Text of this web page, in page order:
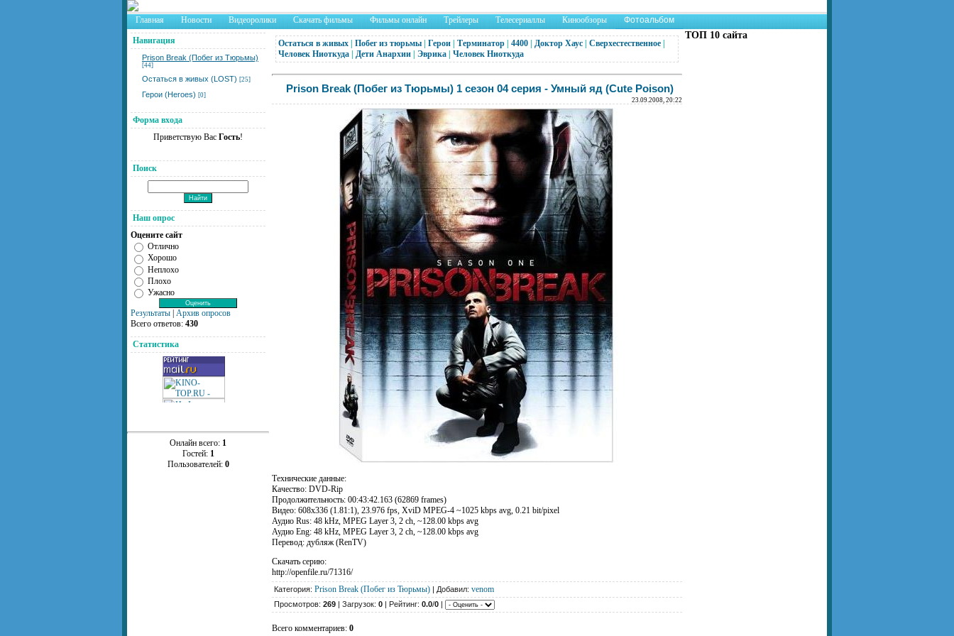
Главная Новости Видеоролики Скачать фильмы Фильмы онлайн Трейлеры Телесериаллы Кинообзоры Фотоальбом
Навигация
Prison Break (Побег из Тюрьмы)
[44]
Остаться в живых (LOST) [25]
Герои (Heroes) [0]
Форма входа
Приветствую Вас Гость!
Поиск
Наш опрос
Оцените сайт
Отлично
Хорошо
Неплохо
Плохо
Ужасно
Результаты Архив опросов
Всего ответов: 430
Статистика
Онлайн всего: 1
Гостей: 1
Пользователей: 0
Остаться в живых Побег из тюрьмы Герои Терминатор 4400 Доктор Хаус Сверхестественное
Человек Ниоткуда
Дети Анархии Эврика Человек Ниоткуда
Prison Break (Побег из Тюрьмы) 1 сезон 04 серия - Умный яд (Cute Poison)
23.09.2008, 20:22
Технические данные:
Качество: DVD-Rip
Продолжительность: 00:43:42.163 (62869 frames)
Видео: 608x336 (1.81:1), 23.976 fps, XviD MPEG-4 ~1025 kbps avg, 0.21 bit/pixel
Аудио Rus: 48 kHz, MPEG Layer 3, 2 ch, ~128.00 kbps avg
Аудио Eng: 48 kHz, MPEG Layer 3, 2 ch, ~128.00 kbps avg
Перевод: дубляж (RenTV)
Скачать серию:
http://openfile.ru/71316/
Категория: Prison Break (Побег из Тюрьмы) | Добавил: venom
Просмотров: 269 | Загрузок: 0 | Рейтинг: 0.0/0 |
Всего комментариев: 0
ТОП 10 сайта